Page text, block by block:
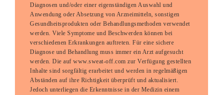
Diagnosen und/oder einer eigenständigen Auswahl und
Anwendung oder Absetzung von Arzneimitteln, sonstigen
Gesundheitsprodukten oder Behandlungsmethoden verwendet
werden. Viele Symptome und Beschwerden können bei
verschiedenen Erkrankungen auftreten. Für eine sichere
Diagnose und Behandlung muss immer ein Arzt aufgesucht
werden. Die auf www.sweat-off.com zur Verfügung gestellten
Inhalte sind sorgfältig erarbeitet und werden in regelmäßigen
Abständen auf ihre Richtigkeit überprüft und aktualisiert.
Jedoch unterliegen die Erkenntnisse in der Medizin einem